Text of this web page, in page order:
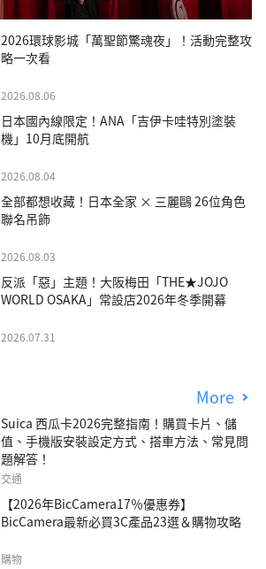
2026環球影城「萬聖節驚魂夜」！活動完整攻
略一次看
2026.08.06
日本國內線限定！ANA「吉伊卡哇特別塗裝
機」10月底開航
2026.08.04
全部都想收藏！日本全家 × 三麗鷗 26位角色
聯名吊飾
2026.08.03
反派「惡」主題！大阪梅田「THE★JOJO
WORLD OSAKA」常設店2026年冬季開幕
2026.07.31
More
Suica 西瓜卡2026完整指南！購買卡片、儲
值、手機版安裝設定方式、搭車方法、常見問
題解答！
交通
【2026年BicCamera17％優惠券】
BicCamera最新必買3C產品23選＆購物攻略
購物